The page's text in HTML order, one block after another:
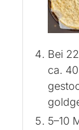
Bei
ca.
5–10